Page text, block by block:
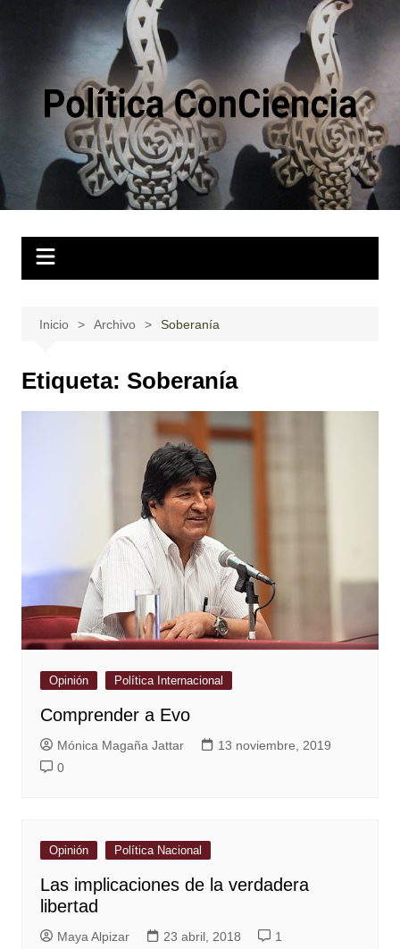
Inicio Archivo Soberanía
Etiqueta: Soberanía
Opinión Política Internacional
Comprender a Evo
Mónica Magaña Jattar
13 noviembre, 2019
0
Opinión Política Nacional
Las implicaciones de la verdadera
libertad
Maya Alpizar 23 abril, 2018 1